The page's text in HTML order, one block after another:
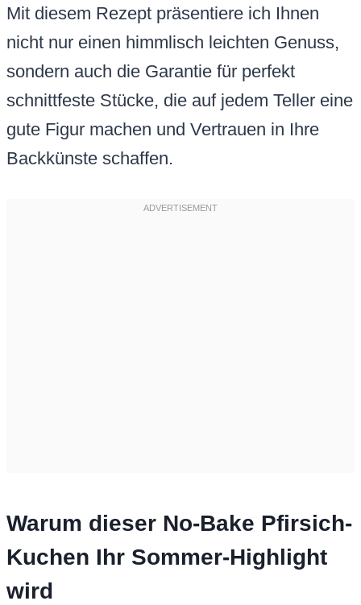
Mit diesem Rezept präsentiere ich Ihnen
nicht nur einen himmlisch leichten Genuss,
sondern auch die Garantie für perfekt
schnittfeste Stücke, die auf jedem Teller eine
gute Figur machen und Vertrauen in Ihre
Backkünste schaffen.
Warum dieser No-Bake Pfirsich-
Kuchen Ihr Sommer-Highlight
wird